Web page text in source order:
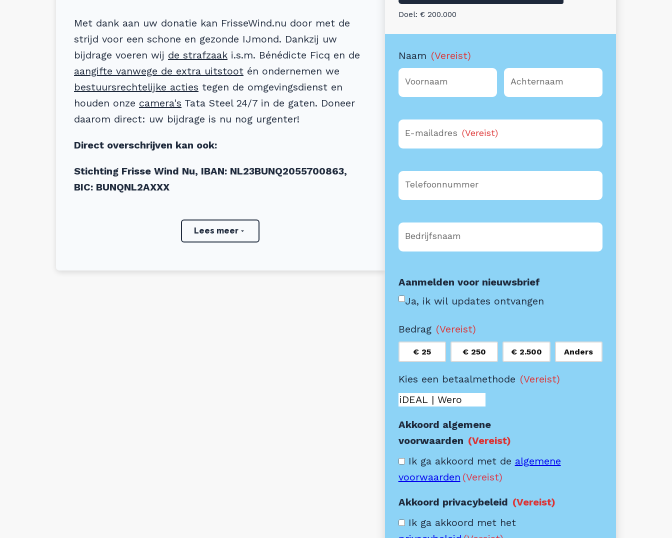
Met dank aan uw donatie kan FrisseWind.nu door met de
strijd voor een schone en gezonde IJmond. Dankzij uw
bijdrage voeren wij de strafzaak i.s.m. Bénédicte Ficq en de
aangifte vanwege de extra uitstoot én ondernemen we
bestuursrechtelijke acties tegen de omgevingsdienst en
houden onze camera's Tata Steel 24/7 in de gaten. Doneer
daarom direct: uw bijdrage is nu nog urgenter!
Direct overschrijven kan ook:
Stichting Frisse Wind Nu, IBAN: NL23BUNQ2055700863,
BIC: BUNQNL2AXXX
Lees meer
Doel: € 200.000
Naam (Vereist)
Voornaam Achternaam
E-mailadres (Vereist)
Telefoonnummer
Bedrijfsnaam
Aanmelden voor nieuwsbrief
Ja, ik wil updates ontvangen
Bedrag (Vereist)
€ 25 € 250 € 2.500 Anders
Kies een betaalmethode (Vereist)
Akkoord algemene
voorwaarden (Vereist)
Ik ga akkoord met de algemene
voorwaarden (Vereist)
Akkoord privacybeleid (Vereist)
Ik ga akkoord met het